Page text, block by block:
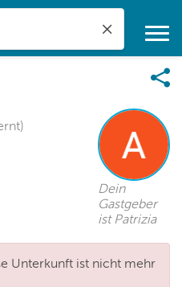
Dein
Gastgeber
ist Patrizia
Unterkunft ist nicht mehr